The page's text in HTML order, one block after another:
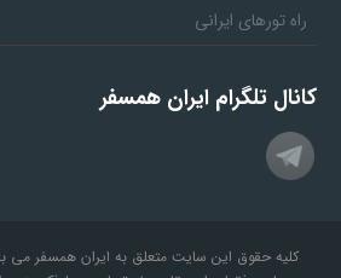
راه تورهای ایرانی
کانال تلگرام ایران همسفر
کلیه حقوق این سایت متعلق به ایران همسفر می